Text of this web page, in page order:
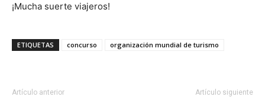
¡Mucha suerte viajeros!
ETIQUETAS concurso organización mundial de turismo
Artículo anterior Artículo siguiente